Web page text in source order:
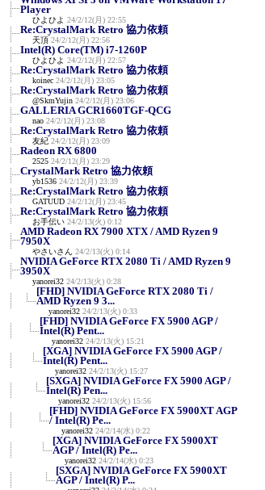
Player
ひよひよ 24/2/12(月) 22:55
Re:CrystalMark Retro 協力依頼
天頂 24/2/12(月) 22:56
Intel(R) Core(TM) i7-1260P
ひよひよ 24/2/12(月) 22:57
Re:CrystalMark Retro 協力依頼
koinec 24/2/12(月) 23:05
Re:CrystalMark Retro 協力依頼
@SkmYujin 24/2/12(月) 23:06
GALLERIA GCR1660TGF-QCG
nao 24/2/12(月) 23:08
Re:CrystalMark Retro 協力依頼
友紀 24/2/12(月) 23:09
Radeon RX 6800
2525 24/2/12(月) 23:29
CrystalMark Retro 協力依頼
yb1536 24/2/12(月) 23:39
Re:CrystalMark Retro 協力依頼
GATUUD 24/2/12(月) 23:45
Re:CrystalMark Retro 協力依頼
お手伝い 24/2/13(火) 0:12
AMD Radeon RX 7900 XTX / AMD Ryzen 9
7950X
やさいさん 24/2/13(火) 0:14
NVIDIA GeForce RTX 2080 Ti / AMD Ryzen 9
3950X
yanorei32 24/2/13(火) 0:28
[FHD] NVIDIA GeForce RTX 2080 Ti /
AMD Ryzen 9 3...
yanorei32 24/2/13(火) 0:33
[FHD] NVIDIA GeForce FX 5900 AGP /
Intel(R) Pent...
yanorei32 24/2/13(火) 15:21
[XGA] NVIDIA GeForce FX 5900 AGP /
Intel(R) Pent...
yanorei32 24/2/13(火) 15:27
[SXGA] NVIDIA GeForce FX 5900 AGP /
Intel(R) Pen...
yanorei32 24/2/13(火) 15:56
[FHD] NVIDIA GeForce FX 5900XT AGP
/ Intel(R) Pe...
yanorei32 24/2/14(水) 0:22
[XGA] NVIDIA GeForce FX 5900XT
AGP / Intel(R) Pe...
yanorei32 24/2/14(水) 0:23
[SXGA] NVIDIA GeForce FX 5900XT
AGP / Intel(R) P...